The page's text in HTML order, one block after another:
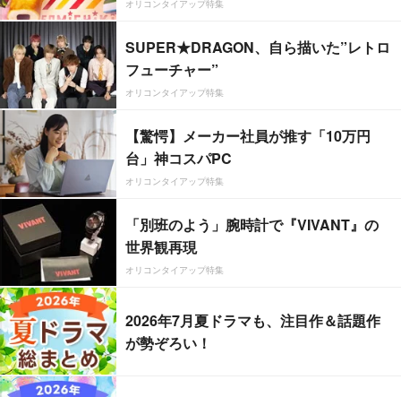
オリコンタイアップ特集
SUPER★DRAGON、自ら描いた”レトロ
フューチャー”
オリコンタイアップ特集
【驚愕】メーカー社員が推す「10万円
台」神コスパPC
オリコンタイアップ特集
「別班のよう」腕時計で『VIVANT』の
世界観再現
オリコンタイアップ特集
2026年7月夏ドラマも、注目作＆話題作
が勢ぞろい！